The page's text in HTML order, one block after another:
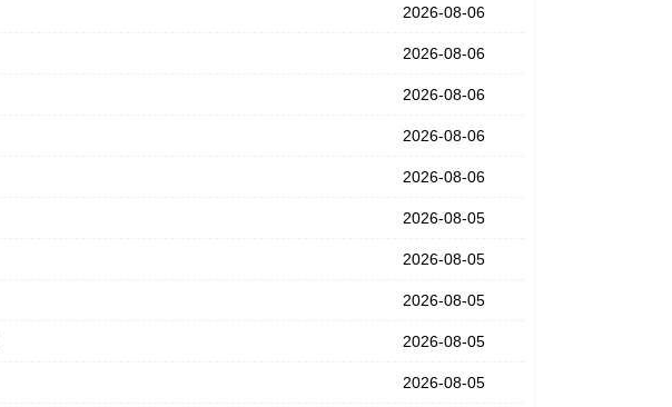
2026-08-06
2026-08-06
2026-08-06
2026-08-06
2026-08-06
2026-08-05
2026-08-05
2026-08-05
2026-08-05
2026-08-05